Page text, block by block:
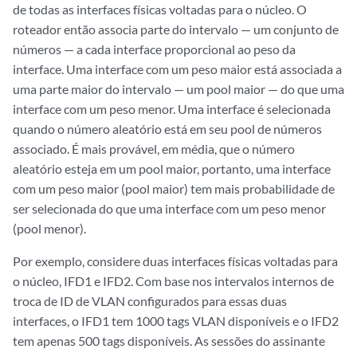
de todas as interfaces físicas voltadas para o núcleo. O
roteador então associa parte do intervalo — um conjunto de
números — a cada interface proporcional ao peso da
interface. Uma interface com um peso maior está associada a
uma parte maior do intervalo — um pool maior — do que uma
interface com um peso menor. Uma interface é selecionada
quando o número aleatório está em seu pool de números
associado. É mais provável, em média, que o número
aleatório esteja em um pool maior, portanto, uma interface
com um peso maior (pool maior) tem mais probabilidade de
ser selecionada do que uma interface com um peso menor
(pool menor).
Por exemplo, considere duas interfaces físicas voltadas para
o núcleo, IFD1 e IFD2. Com base nos intervalos internos de
troca de ID de VLAN configurados para essas duas
interfaces, o IFD1 tem 1000 tags VLAN disponíveis e o IFD2
tem apenas 500 tags disponíveis. As sessões do assinante